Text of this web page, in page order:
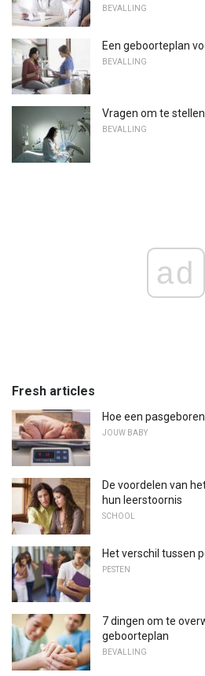
BEVALLING
Een geboorteplan
BEVALLING
Vragen om te
BEVALLING
ad
Fresh articles
Hoe een
JOUW BABY
De voordelen van
hun leerstoornis
SCHOOL
Het verschil tussen
PESTEN
7 dingen om te
geboorteplan
BEVALLING